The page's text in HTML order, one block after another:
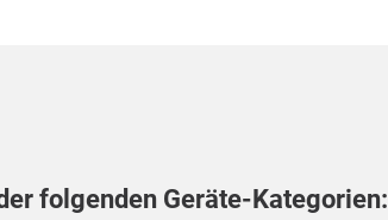
folgenden Geräte-Kategorien: